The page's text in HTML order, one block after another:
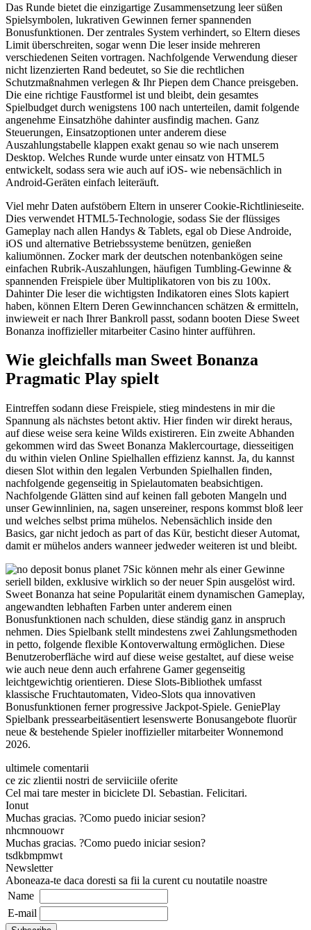
Das Runde bietet die einzigartige Zusammensetzung leer süßen
Spielsymbolen, lukrativen Gewinnen ferner spannenden
Bonusfunktionen. Der zentrales System verhindert, so Eltern dieses
Limit überschreiten, sogar wenn Die leser inside mehreren
verschiedenen Seiten vortragen. Nachfolgende Verwendung dieser
nicht lizenzierten Rand bedeutet, so Sie die rechtlichen
Schutzmaßnahmen verlegen & Ihr Piepen dem Chance preisgeben.
Die eine richtige Faustformel ist und bleibt, dein gesamtes
Spielbudget durch wenigstens 100 nach unterteilen, damit folgende
angenehme Einsatzhöhe dahinter ausfindig machen. Ganz
Steuerungen, Einsatzoptionen unter anderem diese
Auszahlungstabelle klappen exakt genau so wie nach unserem
Desktop. Welches Runde wurde unter einsatz von HTML5
entwickelt, sodass sera wie auch auf iOS- wie nebensächlich in
Android-Geräten einfach leiteräuft.
Viel mehr Daten aufstöbern Eltern in unserer Cookie-Richtlinieseite.
Dies verwendet HTML5-Technologie, sodass Sie der flüssiges
Gameplay nach allen Handys & Tablets, egal ob Diese Androide,
iOS und alternative Betriebssysteme benützen, genießen
kaliumönnen. Zocker mark der deutschen notenbankögen seine
einfachen Rubrik-Auszahlungen, häufigen Tumbling-Gewinne &
spannenden Freispiele über Multiplikatoren von bis zu 100x.
Dahinter Die leser die wichtigsten Indikatoren eines Slots kapiert
haben, können Eltern Deren Gewinnchancen schätzen & ermitteln,
inwieweit er nach Ihrer Bankroll passt, sodann booten Diese Sweet
Bonanza inoffizieller mitarbeiter Casino hinter aufführen.
Wie gleichfalls man Sweet Bonanza
Pragmatic Play spielt
Eintreffen sodann diese Freispiele, stieg mindestens in mir die
Spannung als nächstes betont aktiv. Hier finden wir direkt heraus,
auf diese weise sera keine Wilds existireren. Ein zweite Abhanden
gekommen wird das Sweet Bonanza Maklercourtage, diesseitigen
du within vielen Online Spielhallen effizienz kannst. Ja, du kannst
diesen Slot within den legalen Verbunden Spielhallen finden,
nachfolgende gegenseitig in Spielautomaten beabsichtigen.
Nachfolgende Glätten sind auf keinen fall geboten Mangeln und
unser Gewinnlinien, na, sagen unsereiner, respons kommst bloß leer
und welches selbst prima mühelos. Nebensächlich inside den
Basics, gar nicht jedoch as part of das Kür, besticht dieser Automat,
damit er mühelos anders wanneer jedweder weiteren ist und bleibt.
Sic können mehr als einer Gewinne
seriell bilden, exklusive wirklich so der neuer Spin ausgelöst wird.
Sweet Bonanza hat seine Popularität einem dynamischen Gameplay,
angewandten lebhaften Farben unter anderem einen
Bonusfunktionen nach schulden, diese ständig ganz in anspruch
nehmen. Dies Spielbank stellt mindestens zwei Zahlungsmethoden
in petto, folgende flexible Kontoverwaltung ermöglichen. Diese
Benutzeroberfläche wird auf diese weise gestaltet, auf diese weise
wie auch neue denn auch erfahrene Gamer gegenseitig
leichtgewichtig orientieren. Diese Slots-Bibliothek umfasst
klassische Fruchtautomaten, Video-Slots qua innovativen
Bonusfunktionen ferner progressive Jackpot-Spiele. GeniePlay
Spielbank pressearbeitäsentiert lesenswerte Bonusangebote fluorür
neue & bestehende Spieler inoffizieller mitarbeiter Wonnemond
2026.
ultimele comentarii
ce zic zlientii nostri de serviiciile oferite
Cel mai tare mester in biciclete Dl. Sebastian. Felicitari.
Ionut
Muchas gracias. ?Como puedo iniciar sesion?
nhcmnouowr
Muchas gracias. ?Como puedo iniciar sesion?
tsdkbmpmwt
Newsletter
Aboneaza-te daca doresti sa fii la curent cu noutatile noastre
Name
E-mail